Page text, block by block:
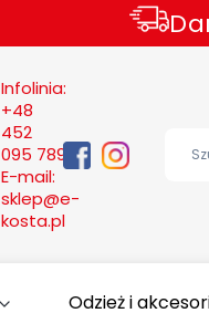
Infolinia:
+48
452
095 789
E-mail:
sklep@e-
kosta.pl
Odzież i